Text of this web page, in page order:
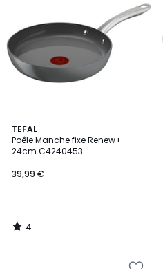
TEFAL
Poêle Manche fixe Renew+
24cm C4240453
39,99 €
4
/
5
4
/